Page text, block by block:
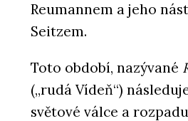
Reumannem a jeho
Seitzem.
Toto období, nazývané
(„rudá Vídeň“)
světové válce a